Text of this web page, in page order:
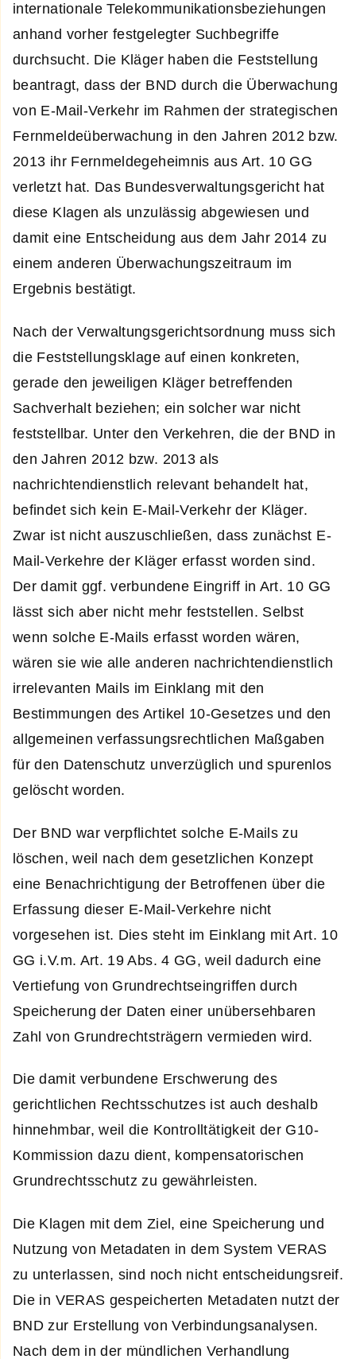
internationale Telekommunikationsbeziehungen
anhand vorher festgelegter Suchbegriffe
durchsucht. Die Kläger haben die Feststellung
beantragt, dass der BND durch die Überwachung
von E-Mail-Verkehr im Rahmen der strategischen
Fernmeldeüberwachung in den Jahren 2012 bzw.
2013 ihr Fernmeldegeheimnis aus Art. 10 GG
verletzt hat. Das Bundesverwaltungsgericht hat
diese Klagen als unzulässig abgewiesen und
damit eine Entscheidung aus dem Jahr 2014 zu
einem anderen Überwachungszeitraum im
Ergebnis bestätigt.
Nach der Verwaltungsgerichtsordnung muss sich
die Feststellungsklage auf einen konkreten,
gerade den jeweiligen Kläger betreffenden
Sachverhalt beziehen; ein solcher war nicht
feststellbar. Unter den Verkehren, die der BND in
den Jahren 2012 bzw. 2013 als
nachrichtendienstlich relevant behandelt hat,
befindet sich kein E-Mail-Verkehr der Kläger.
Zwar ist nicht auszuschließen, dass zunächst E-
Mail-Verkehre der Kläger erfasst worden sind.
Der damit ggf. verbundene Eingriff in Art. 10 GG
lässt sich aber nicht mehr feststellen. Selbst
wenn solche E-Mails erfasst worden wären,
wären sie wie alle anderen nachrichtendienstlich
irrelevanten Mails im Einklang mit den
Bestimmungen des Artikel 10-Gesetzes und den
allgemeinen verfassungsrechtlichen Maßgaben
für den Datenschutz unverzüglich und spurenlos
gelöscht worden.
Der BND war verpflichtet solche E-Mails zu
löschen, weil nach dem gesetzlichen Konzept
eine Benachrichtigung der Betroffenen über die
Erfassung dieser E-Mail-Verkehre nicht
vorgesehen ist. Dies steht im Einklang mit Art. 10
GG i.V.m. Art. 19 Abs. 4 GG, weil dadurch eine
Vertiefung von Grundrechtseingriffen durch
Speicherung der Daten einer unübersehbaren
Zahl von Grundrechtsträgern vermieden wird.
Die damit verbundene Erschwerung des
gerichtlichen Rechtsschutzes ist auch deshalb
hinnehmbar, weil die Kontrolltätigkeit der G10-
Kommission dazu dient, kompensatorischen
Grundrechtsschutz zu gewährleisten.
Die Klagen mit dem Ziel, eine Speicherung und
Nutzung von Metadaten in dem System VERAS
zu unterlassen, sind noch nicht entscheidungsreif.
Die in VERAS gespeicherten Metadaten nutzt der
BND zur Erstellung von Verbindungsanalysen.
Nach dem in der mündlichen Verhandlung